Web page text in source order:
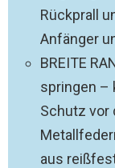
Rückprall
Anfänger
BREITE
springen –
Schutz vor
aus